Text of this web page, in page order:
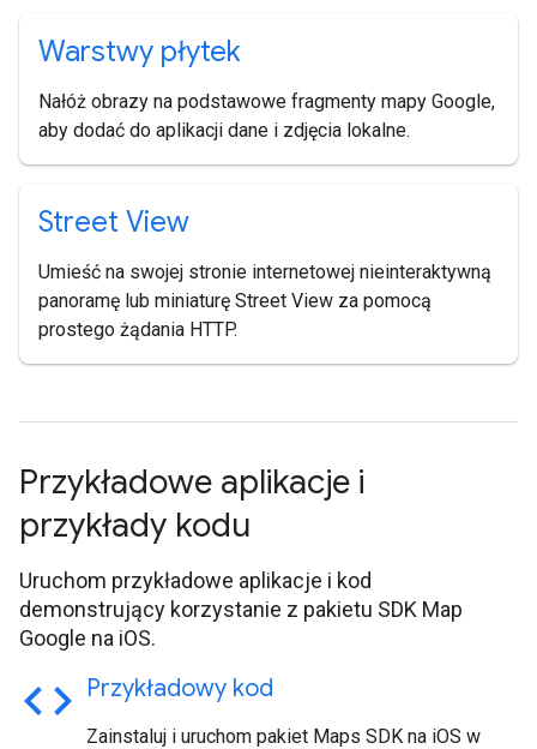
Warstwy płytek
Nałóż obrazy na podstawowe fragmenty mapy Google,
aby dodać do aplikacji dane i zdjęcia lokalne.
Street View
Umieść na swojej stronie internetowej nieinteraktywną
panoramę lub miniaturę Street View za pomocą
prostego żądania HTTP.
Przykładowe aplikacje i
przykłady kodu
Uruchom przykładowe aplikacje i kod
demonstrujący korzystanie z pakietu SDK Map
Google na iOS.
code Przykładowy kod
Zainstaluj i uruchom pakiet Maps SDK na iOS w